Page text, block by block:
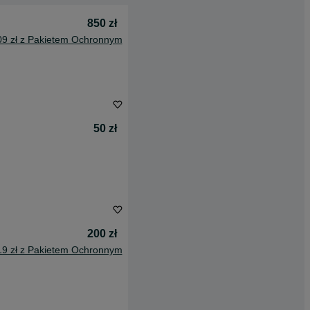
850 zł
zł z Pakietem Ochronnym
50 zł
200 zł
zł z Pakietem Ochronnym